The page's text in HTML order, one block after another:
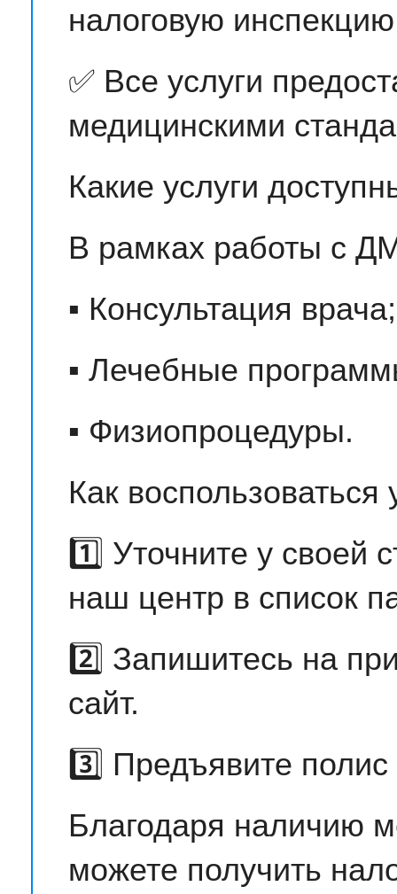
налоговую
✅ Все услуги
медицинскими
Какие услуги
В рамках работы с
▪️ Консультация врача;
▪️ Лечебные
▪️ Физиопроцедуры.
Как
1️⃣ Уточните у своей
наш центр в список
2️⃣ Запишитесь на
сайт.
3️⃣ Предъявите
Благодаря наличию
можете получить